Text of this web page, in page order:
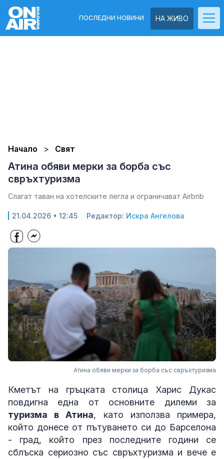
НА ЖИВО
ПОСЛЕДНИ НОВИНИ
Начало Свят
Атина обяви мерки за борба със
свръхтуризма
Слагат таван на хотелските легла и ограничават Airbnb
21.04.2026 • 12:45 Редактор: Искра Ангелова
Атина обяви мерки за борба със свръхтуризма
Кметът на гръцката столица Харис Дукас
повдигна една от основните дилеми за
туризма в Атина, като използва примера,
който донесе от пътуването си до Барселона
- град, който през последните години се
сблъска сериозно със свръхтуризма и вече е